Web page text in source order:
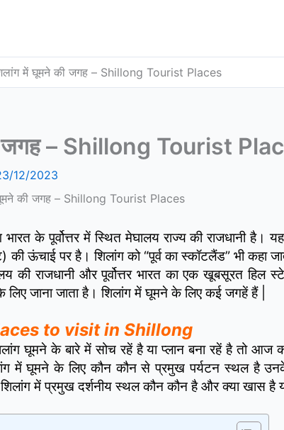
में घूमने की जगह – Shillong Tourist Places
जगह – Shillong Tourist
12/2023
की जगह – Shillong Tourist Places
के पूर्वोत्तर में स्थित मेघालय राज्य की राजधानी है।
ऊंचाई पर है। शिलांग को “पूर्व का स्कॉटलैंड” भी कहा
की राजधानी और पूर्वोत्तर भारत का एक खूबसूरत हिल
जाना जाता है। शिलांग में घूमने के लिए कई जगहें हैं |
to visit in Shillong
घूमने के बारे में सोच रहें है या प्लान बना रहें है तो आज
में घूमने के लिए कौन कौन से प्रमुख पर्यटन स्थल है
में प्रमुख दर्शनीय स्थल कौन कौन है और क्या खास है